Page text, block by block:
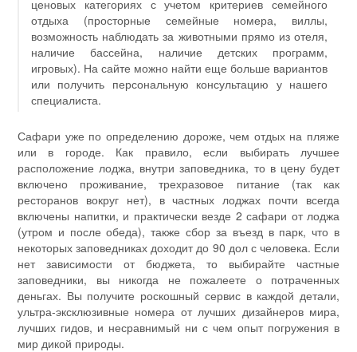
ценовых категориях с учетом критериев семейного
отдыха (просторные семейные номера, виллы,
возможность наблюдать за животными прямо из отеля,
наличие бассейна, наличие детских программ,
игровых). На сайте можно найти еще больше вариантов
или получить персональную консультацию у нашего
специалиста.
Сафари уже по определению дороже, чем отдых на пляже
или в городе. Как правило, если выбирать лучшее
расположение лоджа, внутри заповедника, то в цену будет
включено проживание, трехразовое питание (так как
ресторанов вокруг нет), в частных лоджах почти всегда
включены напитки, и практически везде 2 сафари от лоджа
(утром и после обеда), также сбор за въезд в парк, что в
некоторых заповедниках доходит до 90 дол с человека. Если
нет зависимости от бюджета, то выбирайте частные
заповедники, вы никогда не пожалеете о потраченных
деньгах. Вы получите роскошный сервис в каждой детали,
ультра-эксклюзивные номера от лучших дизайнеров мира,
лучших гидов, и несравнимый ни с чем опыт погружения в
мир дикой природы.